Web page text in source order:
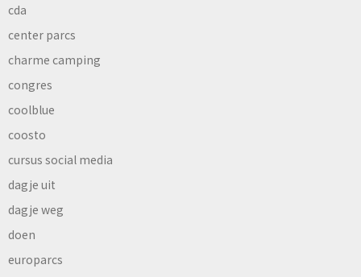
cda
center parcs
charme camping
congres
coolblue
coosto
cursus social media
dagje uit
dagje weg
doen
europarcs